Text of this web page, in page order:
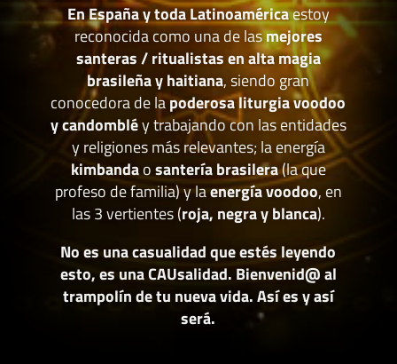
En España y toda Latinoaméricaestoy
reconocida como una de lasmejores
santeras / ritualistas en alta magia
brasileña y haitiana, siendo gran
conocedora de lapoderosa liturgia voodoo
y candombléy trabajando con las entidades
y religiones más relevantes; la energía
kimbandaosantería brasilera(la que
profeso de familia) y laenergía voodoo, en
las 3 vertientes (roja, negra y blanca).
No es una casualidad que estés leyendo
esto, es una CAUsalidad. Bienvenid@ al
trampolín de tu nueva vida. Así es y así
será.